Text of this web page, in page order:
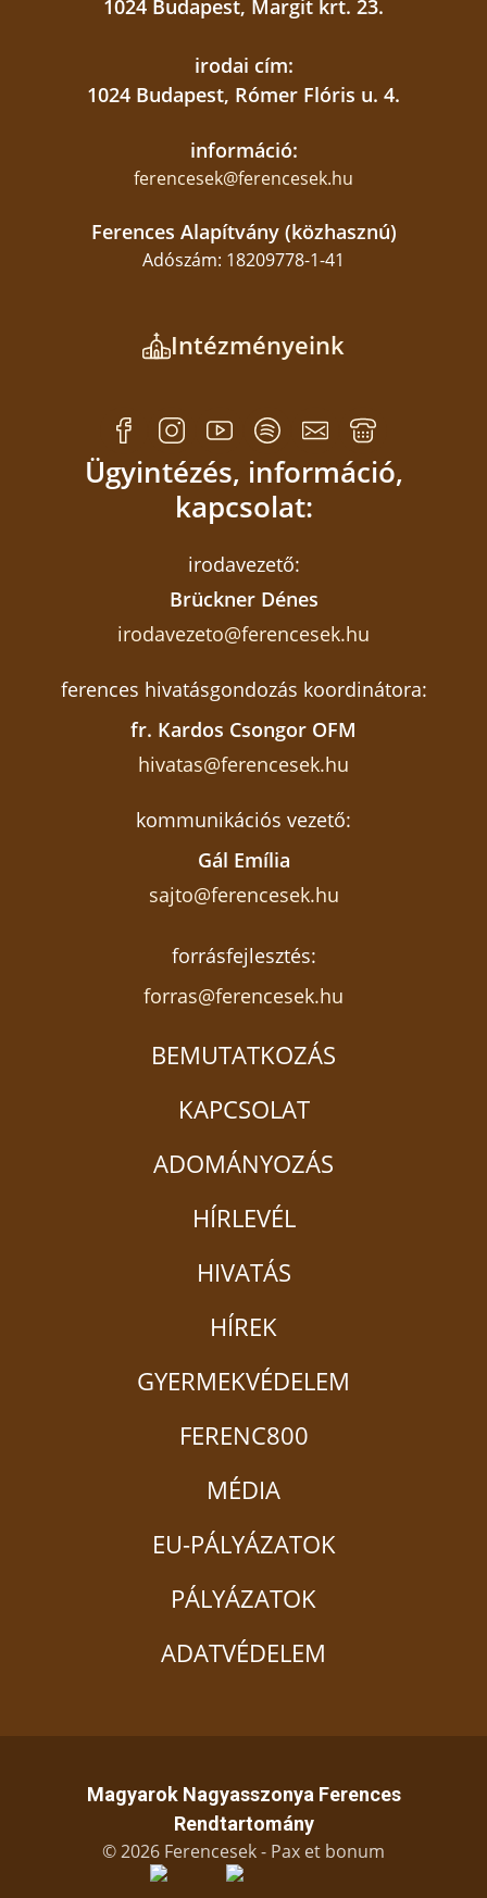
1024 Budapest, Margit krt. 23.
irodai cím:
1024 Budapest, Rómer Flóris u. 4.
információ:
ferencesek@ferencesek.hu
Ferences Alapítvány (közhasznú)
Adószám: 18209778-1-41
Intézményeink
Ügyintézés, információ,
kapcsolat:
irodavezető:
Brückner Dénes
irodavezeto@ferencesek.hu
ferences hivatásgondozás koordinátora:
fr. Kardos Csongor OFM
hivatas@ferencesek.hu
kommunikációs vezető:
Gál Emília
sajto@ferencesek.hu
forrásfejlesztés:
forras@ferencesek.hu
BEMUTATKOZÁS
KAPCSOLAT
ADOMÁNYOZÁS
HÍRLEVÉL
HIVATÁS
HÍREK
GYERMEKVÉDELEM
FERENC800
MÉDIA
EU-PÁLYÁZATOK
PÁLYÁZATOK
ADATVÉDELEM
Magyarok Nagyasszonya Ferences
Rendtartomány
© 2026 Ferencesek - Pax et bonum